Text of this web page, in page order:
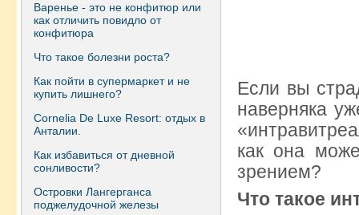
Варенье - это не конфитюр или
как отличить повидло от
конфитюра
Что такое болезни роста?
Как пойти в супермаркет и не
купить лишнего?
Сornelia De Luxe Resort: отдых в
Анталии.
Как избавиться от дневной
сонливости?
Островки Лангерганса
поджелудочной железы
Если вы
наверняка
как она
зрением?
Что такое